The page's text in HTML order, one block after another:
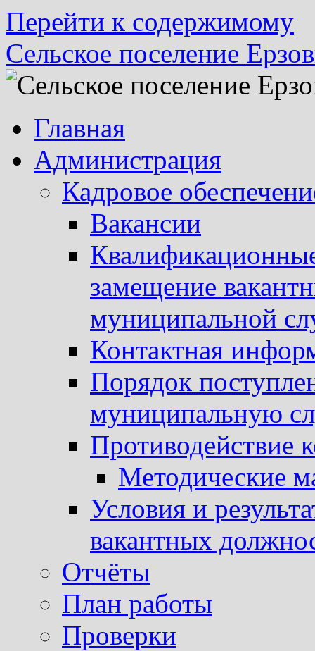
Перейти к содержимому
Сельское поселение
Главная
Администрация
Кадровое
Вакансии
замещение
муниципальной
Контактная
Порядок
муниципальную
Противодействие
Методические
Условия и
вакантных
Отчёты
План работы
Проверки